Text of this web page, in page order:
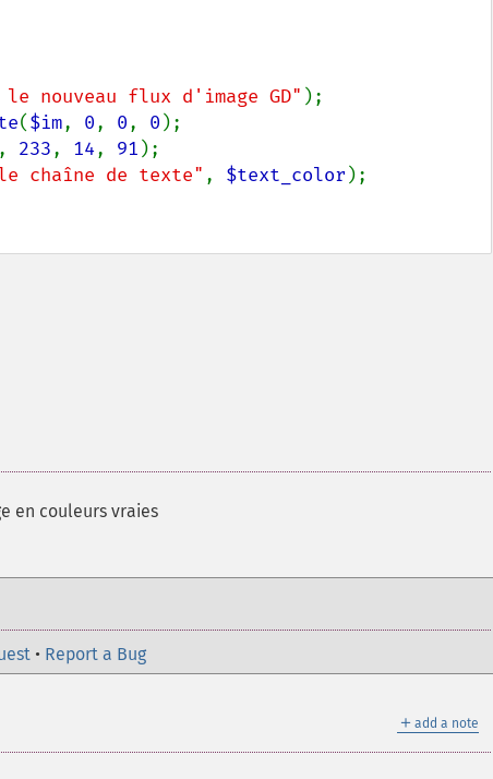
nouveau flux d'image GD"
($im, 0, 0, 0
, 233, 14, 91
chaîne de texte" , $text_color
en couleurs vraies
• Report a Bug
＋ add a note